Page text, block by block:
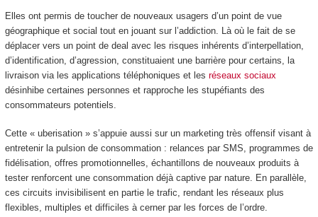
Elles ont permis de toucher de nouveaux usagers d’un point de vue
géographique et social tout en jouant sur l’addiction. Là où le fait de se
déplacer vers un point de deal avec les risques inhérents d’interpellation,
d’identification, d’agression, constituaient une barrière pour certains, la
livraison via les applications téléphoniques et les réseaux sociaux
désinhibe certaines personnes et rapproche les stupéfiants des
consommateurs potentiels.
Cette « uberisation » s’appuie aussi sur un marketing très offensif visant à
entretenir la pulsion de consommation : relances par SMS, programmes de
fidélisation, offres promotionnelles, échantillons de nouveaux produits à
tester renforcent une consommation déjà captive par nature. En parallèle,
ces circuits invisibilisent en partie le trafic, rendant les réseaux plus
flexibles, multiples et difficiles à cerner par les forces de l’ordre.